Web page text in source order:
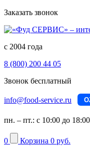
Заказать звонок
с 2004 года
8 (800) 200 44 05
Звонок бесплатный
info@food-service.ru
пн. – пт.: с 10:00 до 18:00
0 Корзина 0 руб.